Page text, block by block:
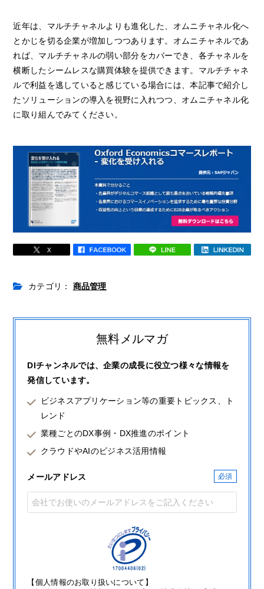
近年は、マルチチャネルよりも進化した、オムニチャネル化へ
とかじを切る企業が増加しつつあります。オムニチャネルであ
れば、マルチチャネルの弱い部分をカバーでき、各チャネルを
横断したシームレスな購買体験を提供できます。マルチチャネ
ルで利益を逃していると感じている場合には、本記事で紹介し
たソリューションの導入を視野に入れつつ、オムニチャネル化
に取り組んでみてください。
カテゴリ： 商品管理
無料メルマガ
DIチャンネルでは、企業の成長に役立つ様々な情報を
発信しています。
ビジネスアプリケーション等の重要トピックス、ト
レンド
業種ごとのDX事例・DX推進のポイント
クラウドやAIのビジネス活用情報
メールアドレス
【個人情報のお取り扱いについて】